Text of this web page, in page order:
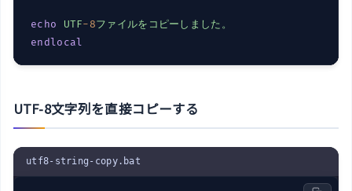
echo UTF-8ファイルをコピーしました。
endlocal
UTF-8文字列を直接コピーする
utf8-string-copy.bat